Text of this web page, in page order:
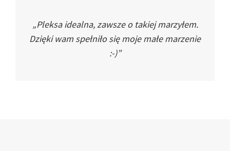
„Pleksa idealna, zawsze o takiej marzyłem.
Dzięki wam spełniło się moje małe marzenie
:-)”